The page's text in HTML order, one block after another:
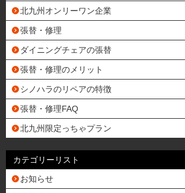
北九州オンリーワン企業
張替・修理
ダイニングチェアの張替
張替・修理のメリット
シノハラのリペアの特徴
張替・修理FAQ
北九州限定っちゃプラン
カテゴリーリスト
お知らせ